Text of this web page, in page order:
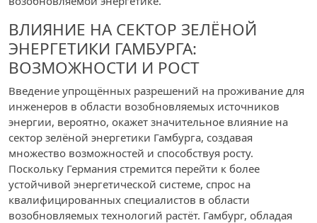
ВЛИЯНИЕ НА СЕКТОР ЗЕЛЁНОЙ
ЭНЕРГЕТИКИ ГАМБУРГА:
ВОЗМОЖНОСТИ И РОСТ
Введение упрощённых разрешений на проживание для
инженеров в области возобновляемых источников
энергии, вероятно, окажет значительное влияние на
сектор зелёной энергетики Гамбурга, создавая
множество возможностей и способствуя росту.
Поскольку Германия стремится перейти к более
устойчивой энергетической системе, спрос на
квалифицированных специалистов в области
возобновляемых технологий растёт. Гамбург, обладая